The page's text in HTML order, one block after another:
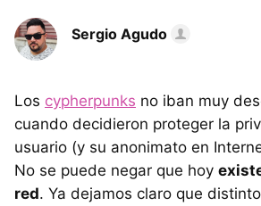
Sergio Agudo
Los cypherpunks no iban muy
cuando decidieron proteger la
usuario (y su anonimato en
No se puede negar que hoy
red. Ya dejamos claro que